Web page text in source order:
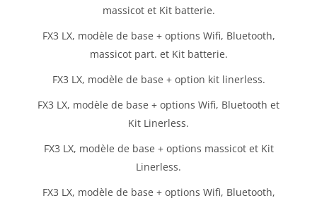
massicot et Kit batterie.
FX3 LX, modèle de base + options Wifi, Bluetooth,
massicot part. et Kit batterie.
FX3 LX, modèle de base + option kit linerless.
FX3 LX, modèle de base + options Wifi, Bluetooth et
Kit Linerless.
FX3 LX, modèle de base + options massicot et Kit
Linerless.
FX3 LX, modèle de base + options Wifi, Bluetooth,